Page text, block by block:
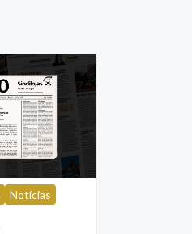
Notícias